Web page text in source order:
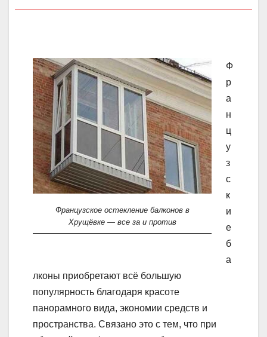
Французское остекление балконов в
Хрущёвке — все за и против
Ф
р
а
н
ц
у
з
с
к
и
е
б
а
лконы приобретают всё большую
популярность благодаря красоте
панорамного вида, экономии средств и
пространства. Связано это с тем, что при